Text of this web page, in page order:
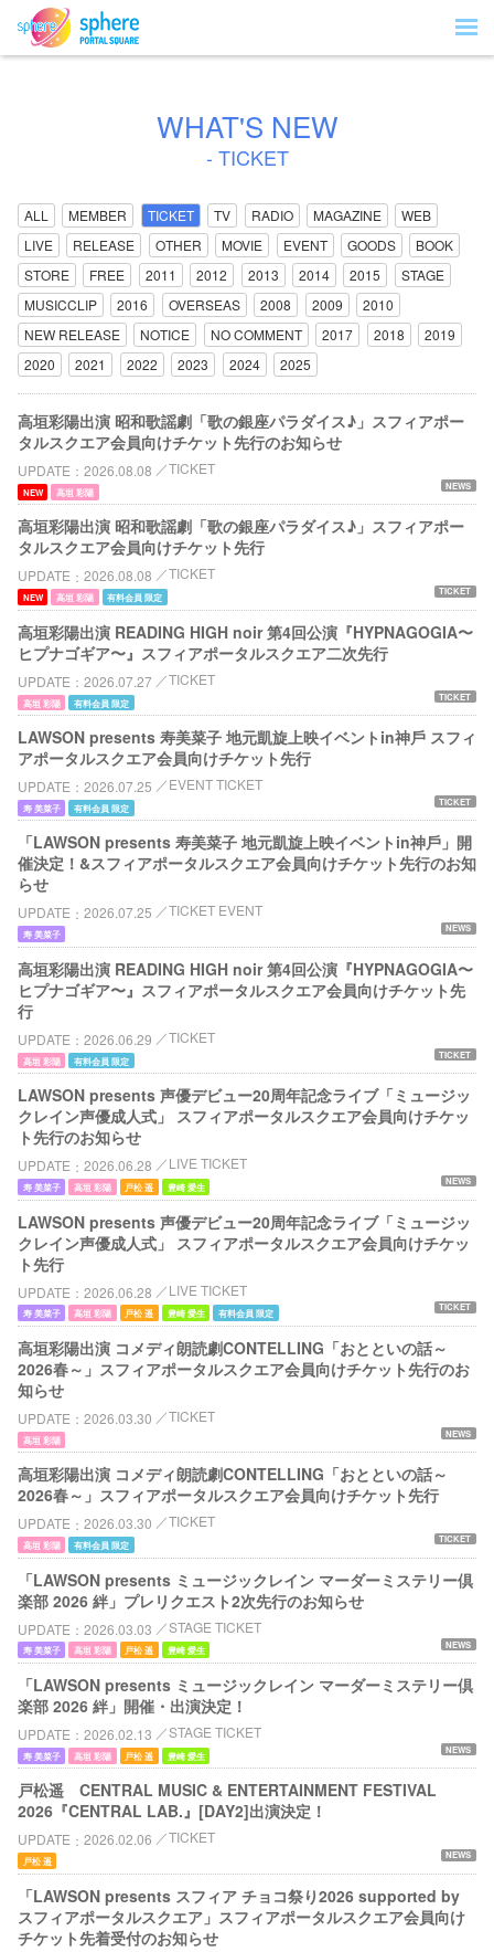
WHAT'S NEW
- TICKET
ALL MEMBER TICKET TV RADIO MAGAZINE
WEB
LIVE
RELEASE OTHER MOVIE EVENT GOODS
BOOK
STORE
FREE 2011 2012 2013 2014 2015
STAGE
MUSICCLIP
2016 OVERSEAS 2008 2009
2010
NEW RELEASE
NOTICE NO COMMENT 2017 2018
2019
2020
2021 2022 2023 2024 2025
高垣彩陽出演 昭和歌謡劇「歌の銀座パラダイス♪」スフィアポー
タルスクエア会員向けチケット先行のお知らせ
UPDATE 2026.08.08 TICKET
NEWS
NEW 高垣 彩陽
高垣彩陽出演 昭和歌謡劇「歌の銀座パラダイス♪」スフィアポー
タルスクエア会員向けチケット先行
UPDATE 2026.08.08 TICKET
TICKET
NEW 高垣 彩陽 有料会員 限定
高垣彩陽出演 READING HIGH noir 第4回公演『HYPNAGOGIA〜
ヒプナゴギア〜』スフィアポータルスクエア二次先行
UPDATE 2026.07.27 TICKET
TICKET
高垣 彩陽 有料会員 限定
LAWSON presents 寿美菜⼦ 地元凱旋上映イベントin神⼾ スフィ
アポータルスクエア会員向けチケット先行
UPDATE 2026.07.25 EVENT TICKET
TICKET
寿 美菜子 有料会員 限定
「LAWSON presents 寿美菜⼦ 地元凱旋上映イベントin神⼾」開
催決定！&スフィアポータルスクエア会員向けチケット先行のお知
らせ
UPDATE 2026.07.25 TICKET EVENT
NEWS
寿 美菜子
高垣彩陽出演 READING HIGH noir 第4回公演『HYPNAGOGIA〜
ヒプナゴギア〜』スフィアポータルスクエア会員向けチケット先
行
UPDATE 2026.06.29 TICKET
TICKET
高垣 彩陽 有料会員 限定
LAWSON presents 声優デビュー20周年記念ライブ「ミュージッ
クレイン声優成人式」 スフィアポータルスクエア会員向けチケッ
ト先行のお知らせ
UPDATE 2026.06.28 LIVE TICKET
NEWS
寿 美菜子 高垣 彩陽 戸松 遥 豊崎 愛生
LAWSON presents 声優デビュー20周年記念ライブ「ミュージッ
クレイン声優成人式」 スフィアポータルスクエア会員向けチケッ
ト先行
UPDATE 2026.06.28 LIVE TICKET
TICKET
寿 美菜子 高垣 彩陽 戸松 遥 豊崎 愛生 有料会員 限定
高垣彩陽出演 コメディ朗読劇CONTELLING「おとといの話～
2026春～」スフィアポータルスクエア会員向けチケット先行のお
知らせ
UPDATE 2026.03.30 TICKET
NEWS
高垣 彩陽
高垣彩陽出演 コメディ朗読劇CONTELLING「おとといの話～
2026春～」スフィアポータルスクエア会員向けチケット先行
UPDATE 2026.03.30 TICKET
TICKET
高垣 彩陽 有料会員 限定
「LAWSON presents ミュージックレイン マーダーミステリー倶
楽部 2026 絆」プレリクエスト2次先行のお知らせ
UPDATE 2026.03.03 STAGE TICKET
NEWS
寿 美菜子 高垣 彩陽 戸松 遥 豊崎 愛生
「LAWSON presents ミュージックレイン マーダーミステリー倶
楽部 2026 絆」開催・出演決定！
UPDATE 2026.02.13 STAGE TICKET
NEWS
寿 美菜子 高垣 彩陽 戸松 遥 豊崎 愛生
戸松遥 CENTRAL MUSIC & ENTERTAINMENT FESTIVAL
2026『CENTRAL LAB.』[DAY2]出演決定！
UPDATE 2026.02.06 TICKET
NEWS
戸松 遥
「LAWSON presents スフィア チョコ祭り2026 supported by
スフィアポータルスクエア」スフィアポータルスクエア会員向け
チケット先着受付のお知らせ